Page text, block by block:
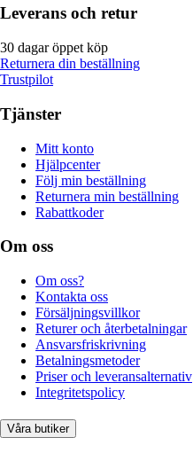
Leverans och retur
30 dagar öppet köp
Returnera din beställning
Trustpilot
Tjänster
Mitt konto
Hjälpcenter
Följ min beställning
Returnera min beställning
Rabattkoder
Om oss
Om oss?
Kontakta oss
Försäljningsvillkor
Returer och återbetalningar
Ansvarsfriskrivning
Betalningsmetoder
Priser och leveransalternativ
Integritetspolicy
Våra butiker